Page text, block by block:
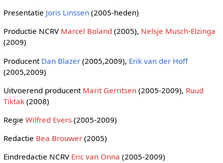
Presentatie Joris Linssen(2005-heden)
Productie NCRV Marcel Boland (2005), Nelsje Musch-Elzinga
(2009)
Producent Dan Blazer(2005,2009), Erik van der Hoff
(2005,2009)
Uitvoerend producent Marit Gerritsen(2005-2009), Ruud
Tiktak(2008)
Regie Wilfred Evers(2005-2009)
Redactie Bea Brouwer(2005)
Eindredactie NCRV Eric van Onna (2005-2009)